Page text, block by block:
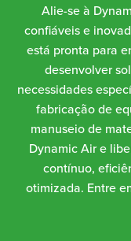
Alie-se à
confiáveis e
está pronta para
desenvolver
necessidades
fabricação de
manuseio de
Dynamic Air e
contínuo,
otimizada. Entre